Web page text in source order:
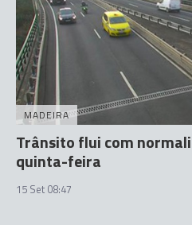
MADEIRA
Trânsito flui com
quinta-feira
15 Set 08:47